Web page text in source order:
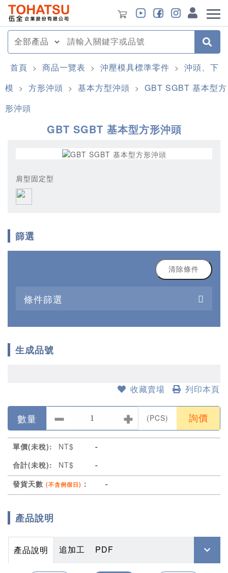
首頁 > 商品一覽表 > 沖壓模具標準零件 > 沖頭、下
模
> 方形沖頭 > 基本方型沖頭 > GBT SGBT 基本型方
形沖頭
GBT SGBT 基本型方形沖頭
肩型固定型
篩選
清除條件
條件篩選
生成品號
收藏賣場 列印本頁
數量 (PCS) 詢價
單價(未稅): NT$
-
合計(未稅):
NT$
-
發貨天數 (不含例假日) ： -
產品說明
產品說明 追加工 PDF